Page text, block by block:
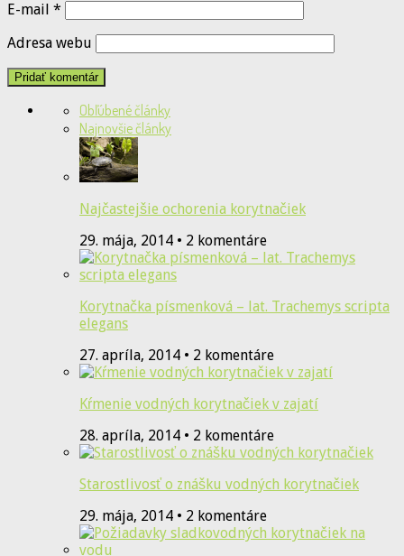
E-mail *
Adresa webu
Obľúbené články
Najnovšie články
Najčastejšie ochorenia korytnačiek
29. mája, 2014 • 2 komentáre
Korytnačka písmenková – lat. Trachemys scripta
elegans
27. apríla, 2014 • 2 komentáre
Kŕmenie vodných korytnačiek v zajatí
28. apríla, 2014 • 2 komentáre
Starostlivosť o znášku vodných korytnačiek
29. mája, 2014 • 2 komentáre